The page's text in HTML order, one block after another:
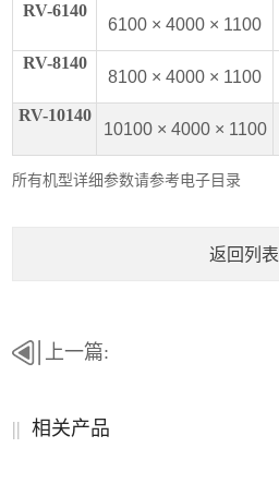
RV-6140
6100 × 4000 × 1100
RV-8140
8100 × 4000 × 1100
RV-10140
10100 × 4000 × 1100
所有机型详细参数请参考电子目录
返回列表
上一篇:
|| 相关产品